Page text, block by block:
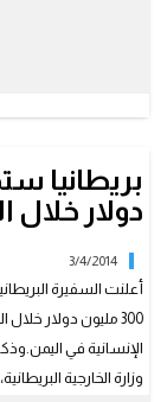
دولار خلال
3/4/2014
أعلنت السفيرة
300 مليون دولار
الإنسانية في
وزارة الخارجية